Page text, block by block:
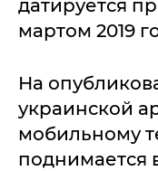
датируется
мартом 2019
На
украинской
мобильному
поднимается